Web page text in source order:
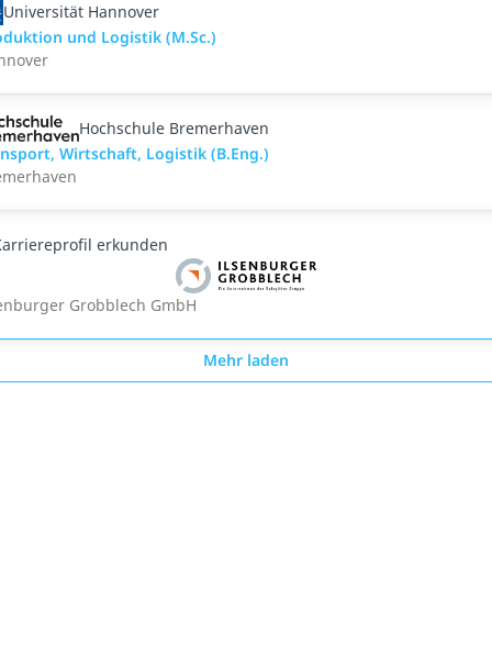
Universität Hannover
und Logistik (M.Sc.)
Hochschule Bremerhaven
Wirtschaft, Logistik (B.Eng.)
erkunden
Grobblech GmbH
Mehr laden